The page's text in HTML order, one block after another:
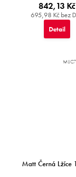
695,98 Kč bez
842,13 Kč
Detail
Matt Černá Lžíce